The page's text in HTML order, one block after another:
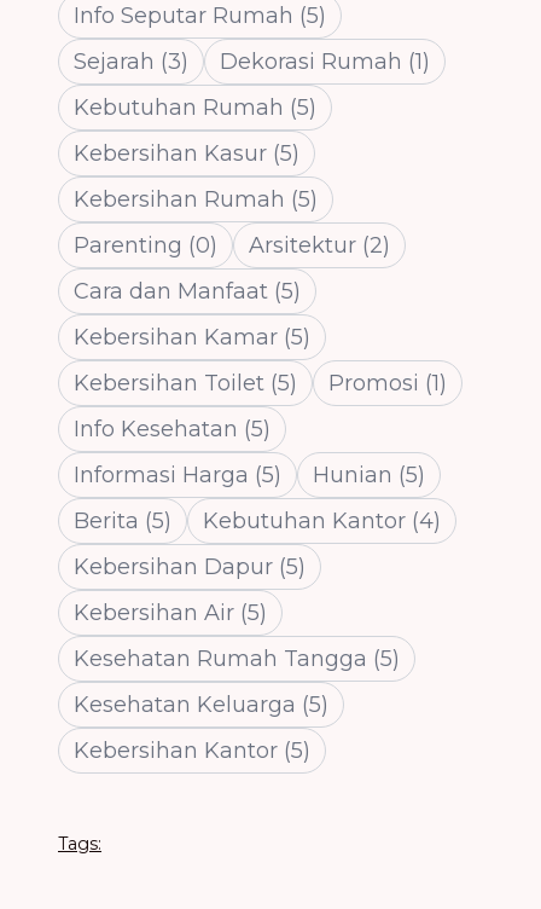
Info Seputar Rumah (5)
Sejarah (3) Dekorasi Rumah (1)
Kebutuhan Rumah (5)
Kebersihan Kasur (5)
Kebersihan Rumah (5)
Parenting (0) Arsitektur (2)
Cara dan Manfaat (5)
Kebersihan Kamar (5)
Kebersihan Toilet (5) Promosi (1)
Info Kesehatan (5)
Informasi Harga (5) Hunian (5)
Berita (5) Kebutuhan Kantor (4)
Kebersihan Dapur (5)
Kebersihan Air (5)
Kesehatan Rumah Tangga (5)
Kesehatan Keluarga (5)
Kebersihan Kantor (5)
Tags: